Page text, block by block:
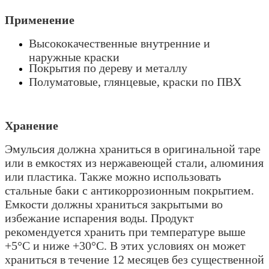
Применение
Высококачественные внутренние и
наружные краски
Покрытия по дереву и металлу
Полуматовые, глянцевые, краски по ПВХ
Хранение
Эмульсия должна храниться в оригинальной таре
или в емкостях из нержавеющей стали, алюминия
или пластика. Также можно использовать
стальные баки с антикоррозионным покрытием.
Емкости должны храниться закрытыми во
избежание испарения воды. Продукт
рекомендуется хранить при температуре выше
+5°С и ниже +30°С. В этих условиях он может
храниться в течение 12 месяцев без существенной